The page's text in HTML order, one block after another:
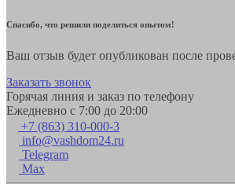
Спасибо, что решили поделиться опытом!
Ваш отзыв будет опубликован после
Заказать звонок
Горячая линия и заказ по телефону
Ежедневно с 7:00 до 20:00
+7 (863) 310-000-3
info@vashdom24.ru
Telegram
Max